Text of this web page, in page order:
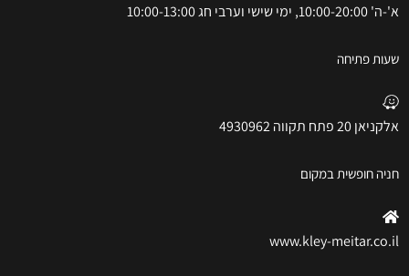
א'-ה' 10:00-20:00, ימי שישי וערבי חג 10:00-13:00
שעות פתיחה
אלקניאן 20 פתח תקווה 4930962
חניה חופשית במקום
www.kley-meitar.co.il